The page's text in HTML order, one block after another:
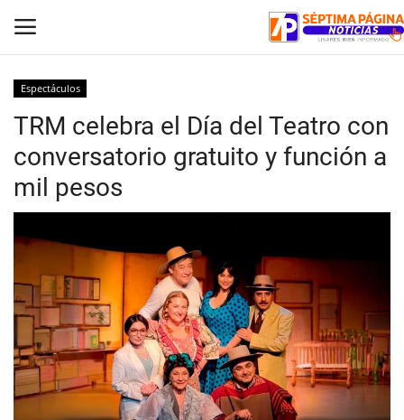
Inicio
Crónica
Policial
Tribunales
Deporte
Política
Espectáculos
Espectáculos
TRM celebra el Día del Teatro con
conversatorio gratuito y función a
mil pesos